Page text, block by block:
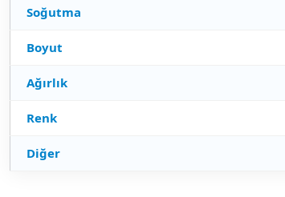
Soğutma
Boyut
Ağırlık
Renk
Diğer